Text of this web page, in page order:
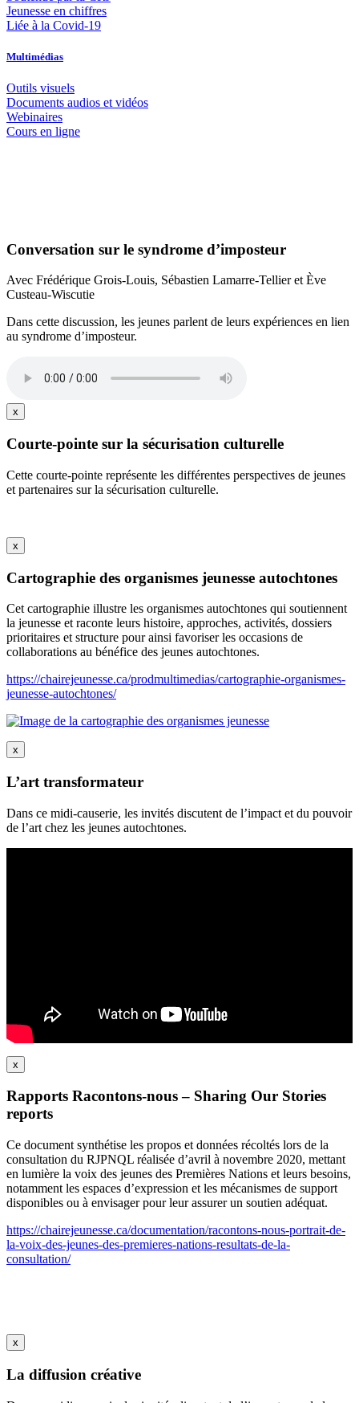
Jeunesse en chiffres
Liée à la Covid-19
Multimédias
Outils visuels
Documents audios et vidéos
Webinaires
Cours en ligne
Conversation sur le syndrome d’imposteur
Avec Frédérique Grois-Louis, Sébastien Lamarre-Tellier et Ève
Custeau-Wiscutie
Dans cette discussion, les jeunes parlent de leurs expériences en lien
au syndrome d’imposteur.
x
Courte-pointe sur la sécurisation culturelle
Cette courte-pointe représente les différentes perspectives de jeunes
et partenaires sur la sécurisation culturelle.
x
Cartographie des organismes jeunesse autochtones
Cet cartographie illustre les organismes autochtones qui soutiennent
la jeunesse et raconte leurs histoire, approches, activités, dossiers
prioritaires et structure pour ainsi favoriser les occasions de
collaborations au bénéfice des jeunes autochtones.
https://chairejeunesse.ca/prodmultimedias/cartographie-organismes-
jeunesse-autochtones/
x
L’art transformateur
Dans ce midi-causerie, les invités discutent de l’impact et du pouvoir
de l’art chez les jeunes autochtones.
x
Rapports Racontons-nous – Sharing Our Stories
reports
Ce document synthétise les propos et données récoltés lors de la
consultation du RJPNQL réalisée d’avril à novembre 2020, mettant
en lumière la voix des jeunes des Premières Nations et leurs besoins,
notamment les espaces d’expression et les mécanismes de support
disponibles ou à envisager pour leur assurer un soutien adéquat.
https://chairejeunesse.ca/documentation/racontons-nous-portrait-de-
la-voix-des-jeunes-des-premieres-nations-resultats-de-la-
consultation/
x
La diffusion créative